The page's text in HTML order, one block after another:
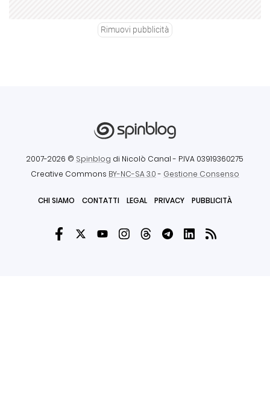
Rimuovi pubblicità
2007-2026 © Spinblog di Nicolò Canal - P.IVA 03919360275
Creative Commons BY-NC-SA 3.0- Gestione Consenso
CHI SIAMO CONTATTI LEGAL PRIVACY PUBBLICITÀ